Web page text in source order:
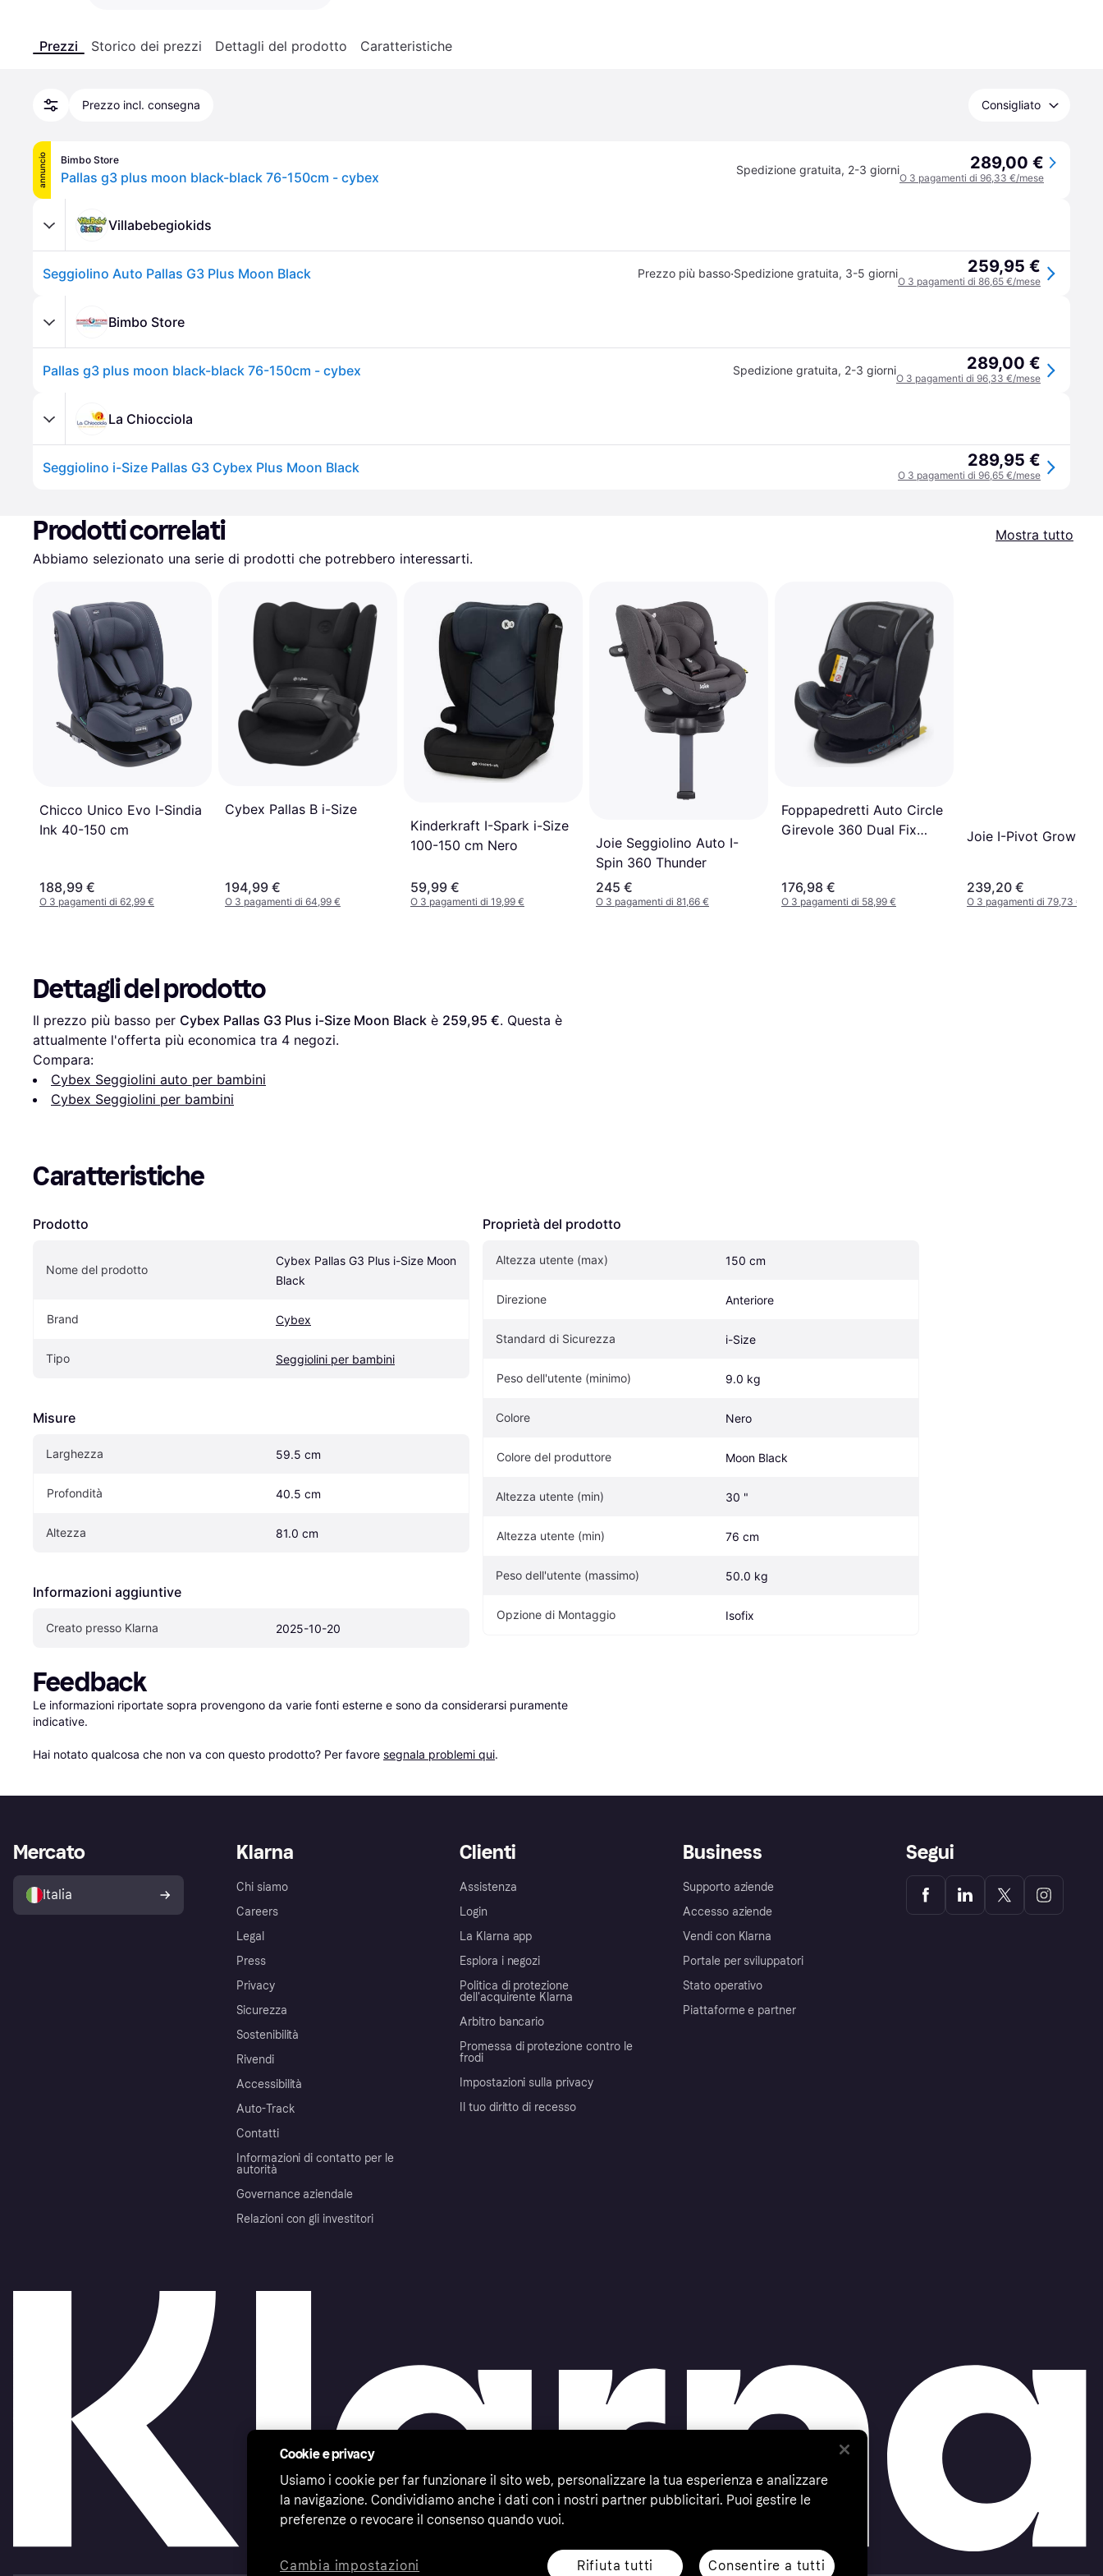
Prezzi Storico dei prezzi Dettagli del prodotto Caratteristiche
Prezzo incl. consegna Consigliato
annuncio Bimbo Store
Pallas g3 plus moon black-black 76-150cm - cybex Spedizione gratuita, 2-3 giorni 289,00 €
O 3 pagamenti di 96,33 €/mese
Villabebegiokids
Seggiolino Auto Pallas G3 Plus Moon Black Prezzo più basso·Spedizione gratuita, 3-5 giorni 259,95 €
O 3 pagamenti di 86,65 €/mese
Bimbo Store
Pallas g3 plus moon black-black 76-150cm - cybex Spedizione gratuita, 2-3 giorni 289,00 €
O 3 pagamenti di 96,33 €/mese
La Chiocciola
Seggiolino i-Size Pallas G3 Cybex Plus Moon Black 289,95 €
O 3 pagamenti di 96,65 €/mese
Prodotti correlati
Mostra tutto
Abbiamo selezionato una serie di prodotti che potrebbero interessarti.
Chicco Unico Evo I-Sindia
Ink 40-150 cm
188,99 €
O 3 pagamenti di 62,99 €
Cybex Pallas B i-Size
194,99 €
O 3 pagamenti di 64,99 €
Kinderkraft I-Spark i-Size
100-150 cm Nero
59,99 €
O 3 pagamenti di 19,99 €
Joie Seggiolino Auto I-
Spin 360 Thunder
245 €
O 3 pagamenti di 81,66 €
Foppapedretti Auto Circle
Girevole 360 Dual Fix
176,98 €
O 3 pagamenti di 58,99 €
Joie I-Pivot Grow
239,20 €
O 3 pagamenti di 79,73 €
Dettagli del prodotto
Il prezzo più basso per Cybex Pallas G3 Plus i-Size Moon Black è 259,95 €. Questa è
attualmente l'offerta più economica tra 4 negozi.
Compara:
Cybex Seggiolini auto per bambini
Cybex Seggiolini per bambini
Caratteristiche
Prodotto
Nome del prodotto
Cybex Pallas G3 Plus i-Size Moon
Black
Brand Cybex
Tipo Seggiolini per bambini
Misure
Larghezza 59.5 cm
Profondità 40.5 cm
Altezza 81.0 cm
Informazioni aggiuntive
Creato presso Klarna 2025-10-20
Proprietà del prodotto
Altezza utente (max) 150 cm
Direzione Anteriore
Standard di Sicurezza i-Size
Peso dell'utente (minimo) 9.0 kg
Colore Nero
Colore del produttore Moon Black
Altezza utente (min) 30 "
Altezza utente (min) 76 cm
Peso dell'utente (massimo) 50.0 kg
Opzione di Montaggio Isofix
Feedback
Le informazioni riportate sopra provengono da varie fonti esterne e sono da considerarsi puramente
indicative.
Hai notato qualcosa che non va con questo prodotto? Per favore segnala problemi qui.
Klarna
Chi siamo
Careers
Legal
Press
Privacy
Sicurezza
Sostenibilità
Rivendi
Accessibilità
Auto-Track
Contatti
Informazioni di contatto per le
autorità
Governance aziendale
Relazioni con gli investitori
Clienti
Assistenza
Login
La Klarna app
Esplora i negozi
Politica di protezione
dell'acquirente Klarna
Arbitro bancario
Promessa di protezione contro le
frodi
Impostazioni sulla privacy
Il tuo diritto di recesso
Business
Supporto aziende
Accesso aziende
Vendi con Klarna
Portale per sviluppatori
Stato operativo
Piattaforme e partner
Mercato
Italia
Segui
Cookie e privacy
Usiamo i cookie per far funzionare il sito web, personalizzare la tua esperienza e analizzare
la navigazione. Condividiamo anche i dati con i nostri partner pubblicitari. Puoi gestire le
preferenze o revocare il consenso quando vuoi.
Rifiuta tutti Consentire a tutti
Cambia impostazioni